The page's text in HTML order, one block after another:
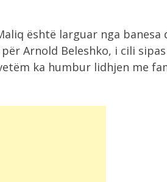
është larguar nga
Arnold Beleshko, i cili
ka humbur lidhjen me
Tunel i
10-ta...